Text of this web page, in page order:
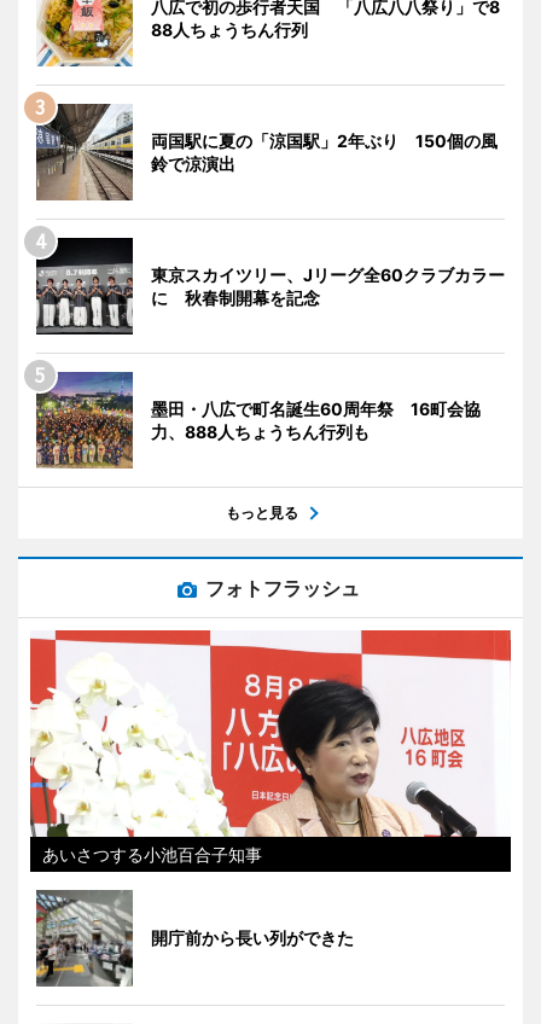
八広で初の歩行者天国 「八広八八祭り」で8
88人ちょうちん行列
両国駅に夏の「涼国駅」2年ぶり 150個の風
鈴で涼演出
東京スカイツリー、Jリーグ全60クラブカラー
に 秋春制開幕を記念
墨田・八広で町名誕生60周年祭 16町会協
力、888人ちょうちん行列も
もっと見る
フォトフラッシュ
あいさつする小池百合子知事
開庁前から長い列ができた